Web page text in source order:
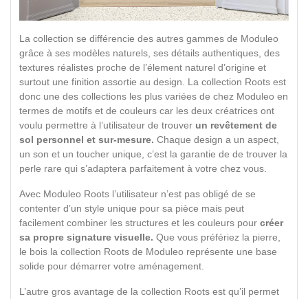
La collection se différencie des autres gammes de Moduleo
grâce à ses modèles naturels, ses détails authentiques, des
textures réalistes proche de l’élement naturel d’origine et
surtout une finition assortie au design. La collection Roots est
donc une des collections les plus variées de chez Moduleo en
termes de motifs et de couleurs car les deux créatrices ont
voulu permettre à l’utilisateur de trouver un revêtement de
sol personnel et sur-mesure. Chaque design a un aspect,
un son et un toucher unique, c’est la garantie de de trouver la
perle rare qui s’adaptera parfaitement à votre chez vous.
Avec Moduleo Roots l’utilisateur n’est pas obligé de se
contenter d’un style unique pour sa pièce mais peut
facilement combiner les structures et les couleurs pour créer
sa propre signature visuelle. Que vous préfériez la pierre,
le bois la collection Roots de Moduleo représente une base
solide pour démarrer votre aménagement.
L’autre gros avantage de la collection Roots est qu’il permet